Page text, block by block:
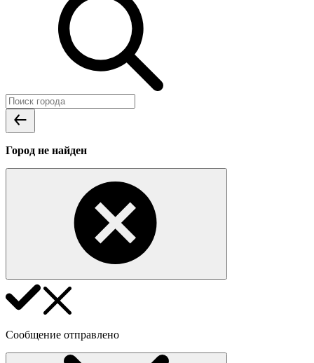
Город не найден
Сообщение отправлено